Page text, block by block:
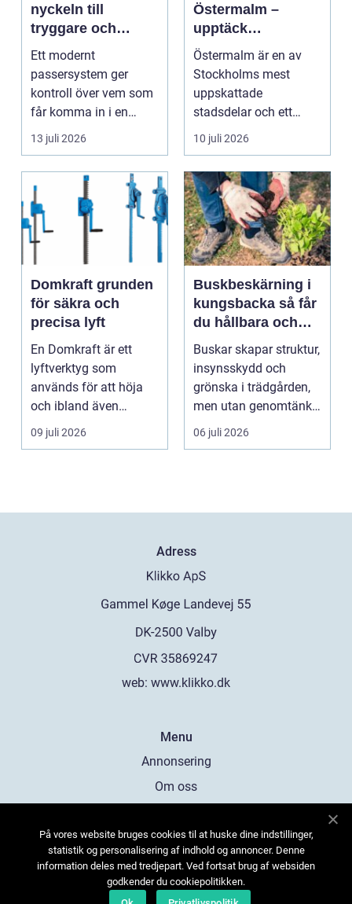
nyckeln till
tryggare och
smidigare tillträde
Ett modernt
passersystem ger
kontroll över vem som
får komma in i en
byggnad, när de får
komma in oc...
13 juli 2026
Östermalm –
upptäck
matupplevelser i
en av Stockholms
mest attraktiva
stadsdelar
Östermalm är en av
Stockholms mest
uppskattade
stadsdelar och ett
självklart val f&ou...
10 juli 2026
Domkraft grunden
för säkra och
precisa lyft
En Domkraft är ett
lyftverktyg som
används för att höja
och ibland även
positionera tunga
objekt, so...
09 juli 2026
Buskbeskärning i
kungsbacka så får
du hållbara och
vackra buskar året
runt
Buskar skapar struktur,
insynsskydd och
grönska i trädgården,
men utan genomtänkt
beskärning blir de...
06 juli 2026
Adress
web: www.klikko.dk
Menu
Annonsering
Om oss
Kontakta oss
Sitemap
På vores website bruges cookies til at huske dine indstillinger,
statistik og personalisering af indhold og annoncer. Denne
information deles med tredjepart. Ved fortsat brug af websiden
godkender du cookiepolitikken.